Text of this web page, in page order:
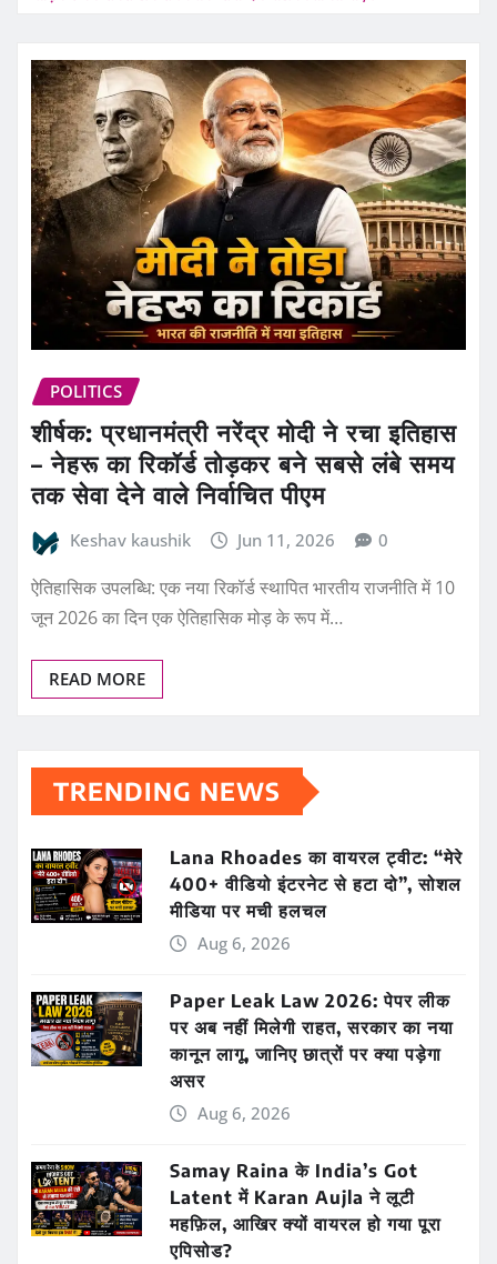
POLITICS
शीर्षक: प्रधानमंत्री नरेंद्र मोदी ने रचा इतिहास
– नेहरू का रिकॉर्ड तोड़कर बने सबसे लंबे समय
तक सेवा देने वाले निर्वाचित पीएम
Keshav kaushik Jun 11, 2026 0
ऐतिहासिक उपलब्धि: एक नया रिकॉर्ड स्थापित भारतीय राजनीति में 10
जून 2026 का दिन एक ऐतिहासिक मोड़ के रूप में…
READ MORE
TRENDING NEWS
Lana Rhoades का वायरल ट्वीट: “मेरे
400+ वीडियो इंटरनेट से हटा दो”, सोशल
मीडिया पर मची हलचल
Aug 6, 2026
Paper Leak Law 2026: पेपर लीक
पर अब नहीं मिलेगी राहत, सरकार का नया
कानून लागू, जानिए छात्रों पर क्या पड़ेगा
असर
Aug 6, 2026
Samay Raina के India’s Got
Latent में Karan Aujla ने लूटी
महफ़िल, आखिर क्यों वायरल हो गया पूरा
एपिसोड?